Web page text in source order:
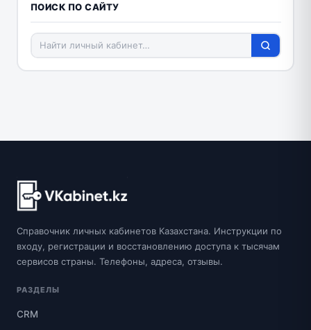
ПОИСК ПО САЙТУ
Справочник личных кабинетов Казахстана. Инструкции по
входу, регистрации и восстановлению доступа к тысячам
сервисов страны. Телефоны, адреса, отзывы.
РАЗДЕЛЫ
CRM